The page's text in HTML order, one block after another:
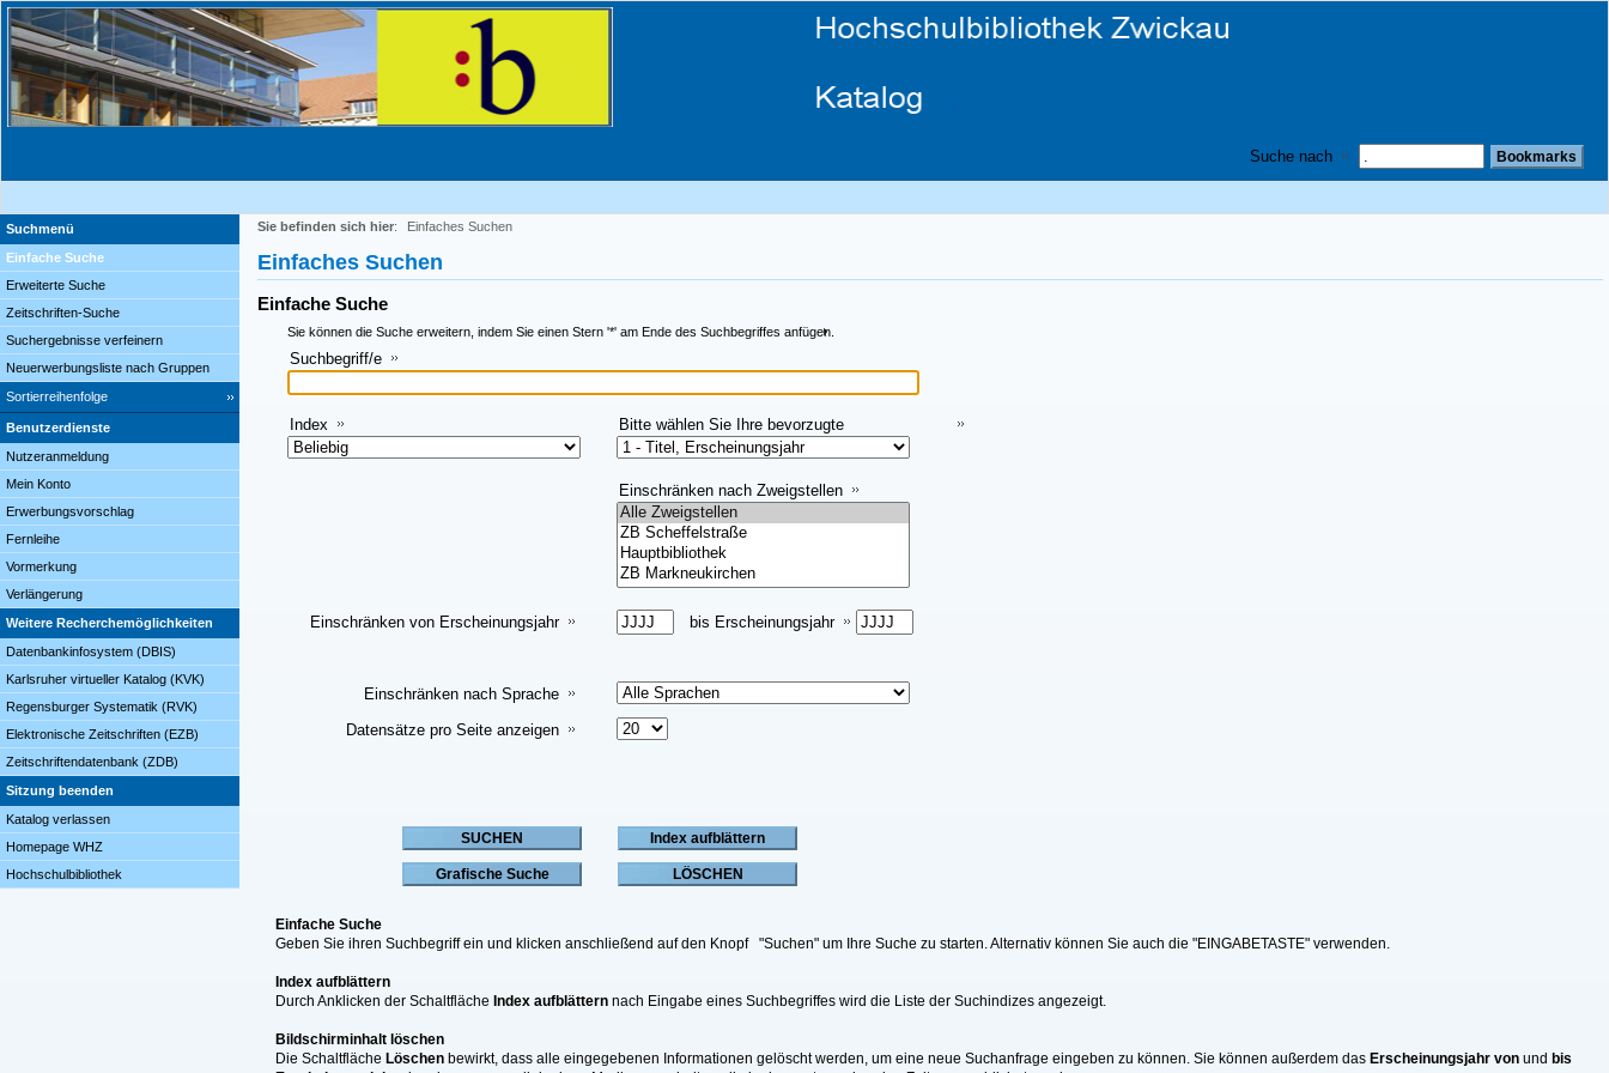
Suchmenü
Einfache Suche
Erweiterte Suche
Zeitschriften-Suche
Suchergebnisse verfeinern
Neuerwerbungsliste nach Gruppen
Sortierreihenfolge
Benutzerdienste
Nutzeranmeldung
Mein Konto
Erwerbungsvorschlag
Fernleihe
Vormerkung
Verlängerung
Weitere Recherchemöglichkeiten
Datenbankinfosystem (DBIS)
Karlsruher virtueller Katalog (KVK)
Regensburger Systematik (RVK)
Elektronische Zeitschriften (EZB)
Zeitschriftendatenbank (ZDB)
Sitzung beenden
Katalog verlassen
Homepage WHZ
Hochschulbibliothek
Sie befinden sich hier: Einfaches Suchen
Einfaches Suchen
Einfache Suche
Sie können die Suche erweitern, indem Sie einen Stern '*' am Ende des Suchbegriffes anfügen.
Suchbegriff/e
Index
Bitte wählen Sie Ihre bevorzugte
Sortiermethode aus:
Einschränken nach Zweigstellen
Einschränken von Erscheinungsjahr bis Erscheinungsjahr
Einschränken nach Sprache
Datensätze pro Seite anzeigen
Einfache Suche
Geben Sie ihren Suchbegriff ein und klicken anschließend auf den Knopf "Suchen" um Ihre Suche zu starten. Alternativ können Sie auch die "EINGABETASTE" verwenden.
Index aufblättern
Durch Anklicken der Schaltfläche Index aufblättern nach Eingabe eines Suchbegriffes wird die Liste der Suchindizes angezeigt.
Bildschirminhalt löschen
Die Schaltfläche Löschen bewirkt, dass alle eingegebenen Informationen gelöscht werden, um eine neue Suchanfrage eingeben zu können. Sie können außerdem das Erscheinungsjahr von und bis
Suche nach